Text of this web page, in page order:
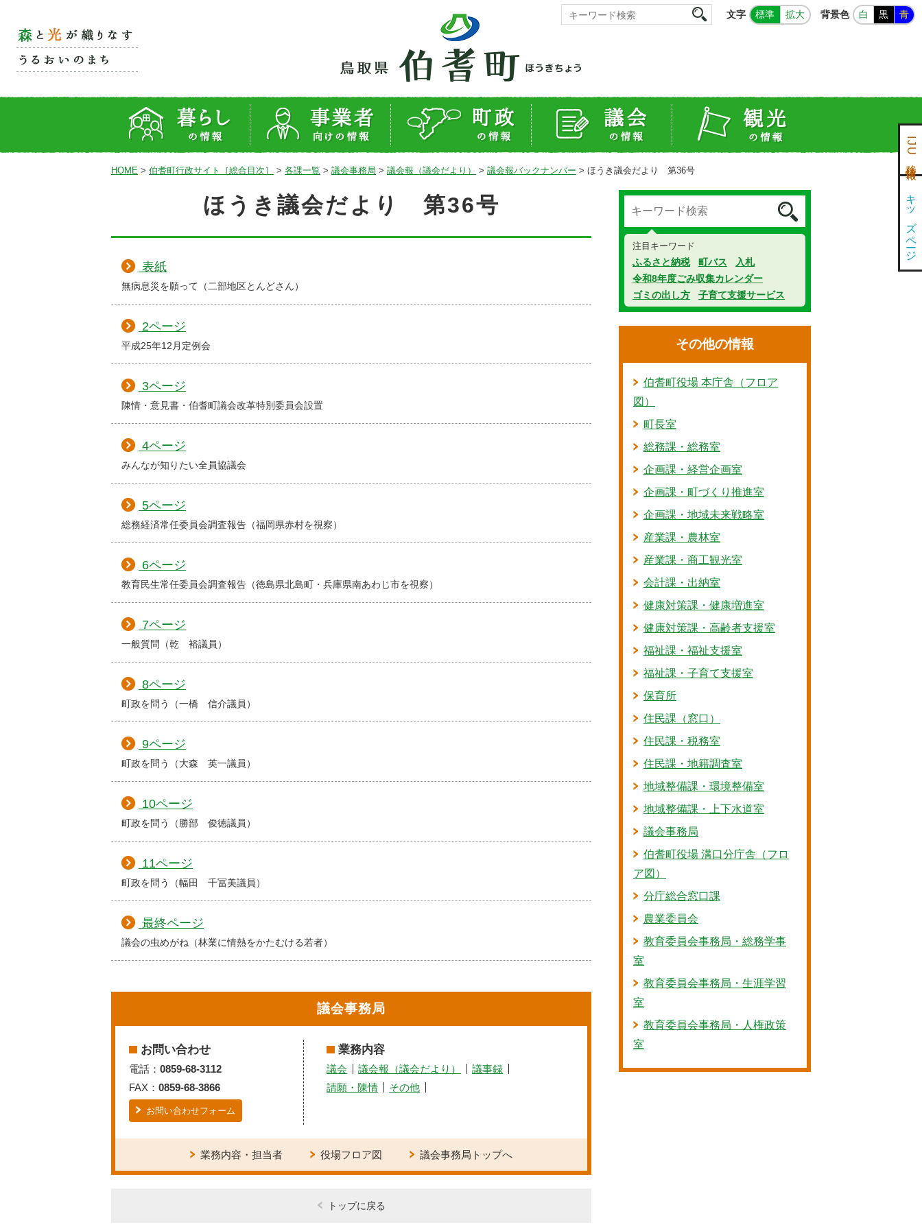
文字 標準 拡大 背景色 白 黒 青
HOME > 伯耆町行政サイト［総合目次］ > 各課一覧 > 議会事務局 > 議会報（議会だより） > 議会報バックナンバー > ほうき議会だより 第36号
ほうき議会だより 第36号
表紙
無病息災を願って（二部地区とんどさん）
2ページ
平成25年12月定例会
3ページ
陳情・意見書・伯耆町議会改革特別委員会設置
4ページ
みんなが知りたい全員協議会
5ページ
総務経済常任委員会調査報告（福岡県赤村を視察）
6ページ
教育民生常任委員会調査報告（徳島県北島町・兵庫県南あわじ市を視察）
7ページ
一般質問（乾 裕議員）
8ページ
町政を問う（一橋 信介議員）
9ページ
町政を問う（大森 英一議員）
10ページ
町政を問う（勝部 俊徳議員）
11ページ
町政を問う（幅田 千冨美議員）
最終ページ
議会の虫めがね（林業に情熱をかたむける若者）
議会事務局
お問い合わせ
電話： 0859-68-3112
FAX： 0859-68-3866
お問い合わせフォーム
業務内容
議会 議会報（議会だより）
議事録
請願・陳情
その他
業務内容・担当者 役場フロア図 議会事務局トップへ
トップに戻る
注目キーワード
ふるさと納税 町バス
入札
令和8年度ごみ収集カレンダー
ゴミの出し方
子育て支援サービス
その他の情報
伯耆町役場 本庁舎（フロア
図）
町長室
総務課・総務室
企画課・経営企画室
企画課・町づくり推進室
企画課・地域未来戦略室
産業課・農林室
産業課・商工観光室
会計課・出納室
健康対策課・健康増進室
健康対策課・高齢者支援室
福祉課・福祉支援室
福祉課・子育て支援室
保育所
住民課（窓口）
住民課・税務室
住民課・地籍調査室
地域整備課・環境整備室
地域整備課・上下水道室
議会事務局
伯耆町役場 溝口分庁舎（フロ
ア図）
分庁総合窓口課
農業委員会
教育委員会事務局・総務学事
室
教育委員会事務局・生涯学習
室
教育委員会事務局・人権政策
室
IJU移住情報
キッズページ